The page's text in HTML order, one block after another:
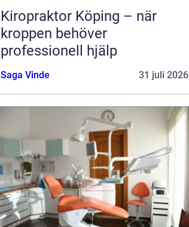
Kiropraktor Köping – när
kroppen behöver
professionell hjälp
Saga Vinde 31 juli 2026